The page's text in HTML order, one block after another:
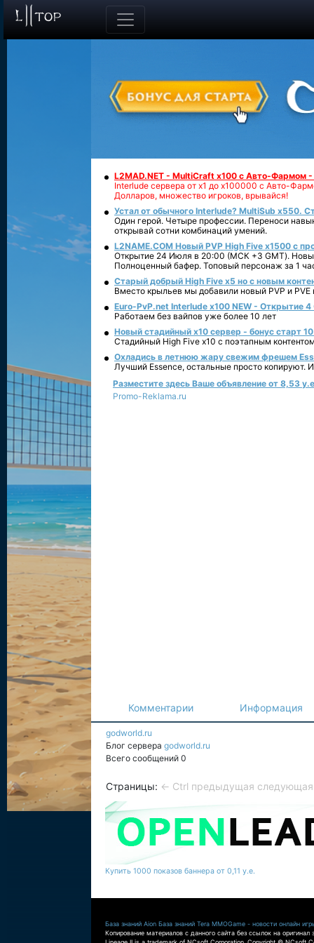
L2MAD.NET - MultiCraft x100 с Авто-Фармом
Interlude сервера от х1 до х100000 с Авто-
Долларов, множество игроков, врывайся!
Устал от обычного Interlude? MultiSub x550.
Один герой. Четыре профессии. Переноси
открывай сотни комбинаций умений.
L2NAME.COM Новый PVP High Five x1500 с
Открытие 24 Июля в 20:00 (МСК +3 GMT).
Полноценный бафер. Топовый персонаж за 1
Старый добрый High Five x5 но с новым
Вместо крыльев мы добавили новый PVP и PVE
Euro-PvP.net Interlude х100 NEW - Открытие 4
Работаем без вайпов уже более 10 лет
Новый стадийный х10 сервер - бонус старт
Стадийный High Five x10 с поэтапным
Охладись в летнюю жару свежим фрешем
Лучший Essence, остальные просто копируют.
Разместите здесь Ваше объявление от 8,53
Promo-Reklama.ru
Комментарии Информация
godworld.ru
Блог сервера godworld.ru
Всего сообщений 0
Страницы: ← Ctrl предыдущая
Купить 1000 показов баннера от 0,11 у.е.
База знаний Aion База знаний Tera MMOGame - новости онлайн
Копирование материалов с данного сайта без ссылок на оригинал